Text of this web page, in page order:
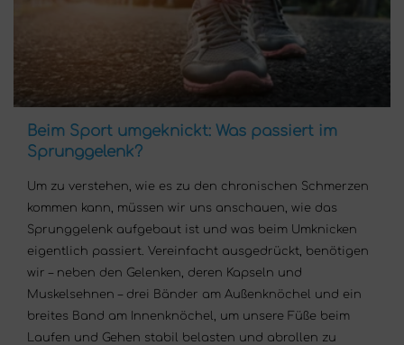
Beim Sport umgeknickt: Was passiert im
Sprunggelenk?
Um zu verstehen, wie es zu den chronischen Schmerzen
kommen kann, müssen wir uns anschauen, wie das
Sprunggelenk aufgebaut ist und was beim Umknicken
eigentlich passiert. Vereinfacht ausgedrückt, benötigen
wir – neben den Gelenken, deren Kapseln und
Muskelsehnen – drei Bänder am Außenknöchel und ein
breites Band am Innenknöchel, um unsere Füße beim
Laufen und Gehen stabil belasten und abrollen zu